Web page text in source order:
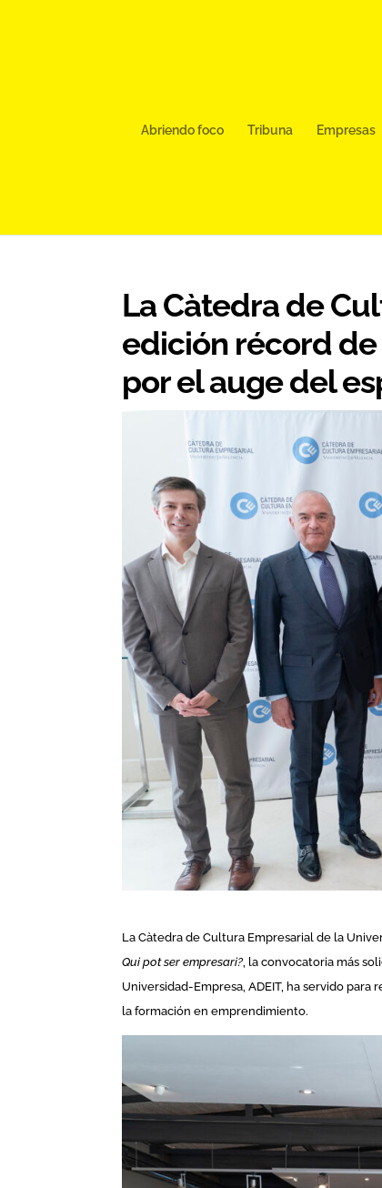
Abriendo foco Tribuna Empresas
La Càtedra de
edición récord
por el auge del
La Càtedra de Cultura Empresarial de la
Qui pot ser empresari?, la convocatoria más
Universidad-Empresa, ADEIT, ha servido
la formación en emprendimiento.